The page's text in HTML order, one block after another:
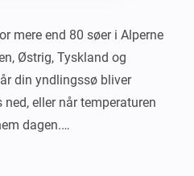
mere end 80 søer i Alperne
Østrig, Tyskland og
din yndlingssø bliver
eller når temperaturen
dagen.